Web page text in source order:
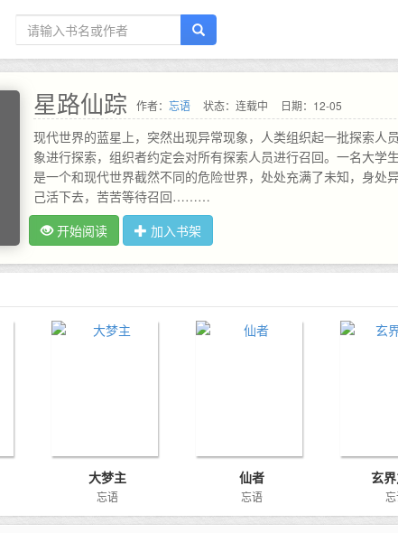
星路仙踪 作者： 忘语 状态：连载中 日期：12-05
现代世界的蓝星上，突然出现异常现象，人类组织起一批探索人
象进行探索，组织者约定会对所有探索人员进行召回。一名大学
是一个和现代世界截然不同的危险世界，处处充满了未知，身处
己活下去，苦苦等待召回………
开始阅读
加入书架
大梦主
忘语
仙者
忘语
玄